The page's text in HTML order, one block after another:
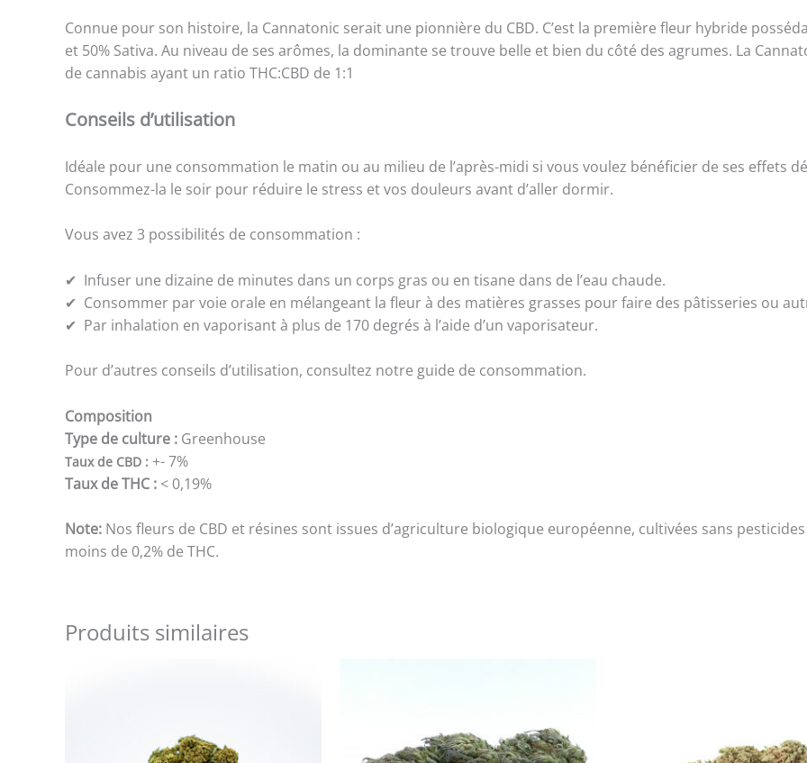
Connue pour son histoire, la Cannatonic serait une pionnière du CBD. C’est la première fleur hybride
et 50% Sativa. Au niveau de ses arômes, la dominante se trouve belle et bien du côté des agrumes. La
de cannabis ayant un ratio THC:CBD de 1:1
Conseils d’utilisation
Idéale pour une consommation le matin ou au milieu de l’après-midi si vous voulez bénéficier de ses effets
Consommez-la le soir pour réduire le stress et vos douleurs avant d’aller dormir.
Vous avez 3 possibilités de consommation :
✔ Infuser une dizaine de minutes dans un corps gras ou en tisane dans de l’eau chaude.
✔ Consommer par voie orale en mélangeant la fleur à des matières grasses pour faire des pâtisseries ou
✔ Par inhalation en vaporisant à plus de 170 degrés à l’aide d’un vaporisateur.
Pour d’autres conseils d’utilisation, consultez notre guide de consommation.
Composition
Type de culture : Greenhouse
Taux de CBD : +- 7%
Taux de THC : < 0,19%
Note: Nos fleurs de CBD et résines sont issues d’agriculture biologique européenne, cultivées sans
moins de 0,2% de THC.
Produits similaires
plusieurs
variations.